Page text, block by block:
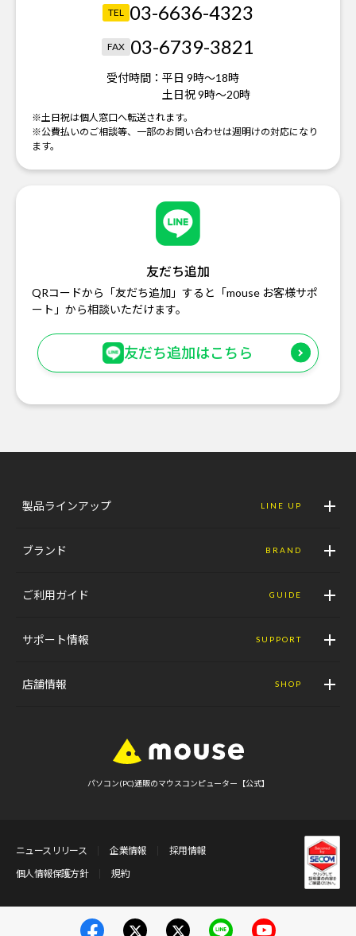
TEL 03-6636-4323
FAX 03-6739-3821
受付時間： 平日 9時～18時
土日祝 9時～20時
※土日祝は個人窓口へ転送されます。
※公費払いのご相談等、一部のお問い合わせは週明けの対応になり
ます。
友だち追加
QRコードから「友だち追加」すると「mouse お客様サポ
ート」から相談いただけます。
友だち追加はこちら
製品ラインアップ LINE UP
ブランド BRAND
ご利用ガイド GUIDE
サポート情報 SUPPORT
店舗情報 SHOP
パソコン(PC)通販のマウスコンピューター【公式】
ニュースリリース 企業情報
採用情報
個人情報保護方針
規約